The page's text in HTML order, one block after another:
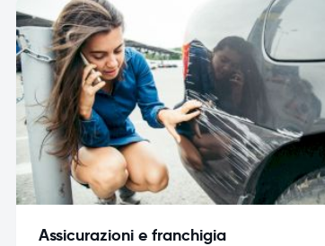
Assicurazioni e franchigia